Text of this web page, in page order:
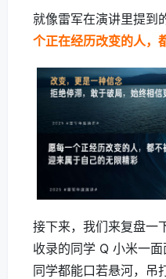
就像雷军在演讲里提到
个正在经历改变的人，
接下来，我们来复盘一
收录的同学 Q 小米一
同学都能口若悬河，吊